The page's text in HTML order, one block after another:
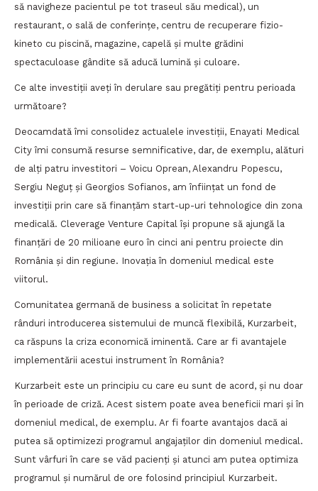
să navigheze pacientul pe tot traseul său medical), un
restaurant, o sală de conferințe, centru de recuperare fizio-
kineto cu piscină, magazine, capelă și multe grădini
spectaculoase gândite să aducă lumină și culoare.
Ce alte investiții aveți în derulare sau pregătiți pentru perioada
următoare?
Deocamdată îmi consolidez actualele investiții, Enayati Medical
City îmi consumă resurse semnificative, dar, de exemplu, alături
de alți patru investitori – Voicu Oprean, Alexandru Popescu,
Sergiu Neguţ şi Georgios Sofianos, am înființat un fond de
investiții prin care să finanțăm start-up-uri tehnologice din zona
medicală. Cleverage Venture Capital îşi propune să ajungă la
finanţări de 20 milioane euro în cinci ani pentru proiecte din
România şi din regiune. Inovația în domeniul medical este
viitorul.
Comunitatea germană de business a solicitat în repetate
rânduri introducerea sistemului de muncă flexibilă, Kurzarbeit,
ca răspuns la criza economică iminentă. Care ar fi avantajele
implementării acestui instrument în România?
Kurzarbeit este un principiu cu care eu sunt de acord, și nu doar
în perioade de criză. Acest sistem poate avea beneficii mari și în
domeniul medical, de exemplu. Ar fi foarte avantajos dacă ai
putea să optimizezi programul angajaților din domeniul medical.
Sunt vârfuri în care se văd pacienți și atunci am putea optimiza
programul și numărul de ore folosind principiul Kurzarbeit.